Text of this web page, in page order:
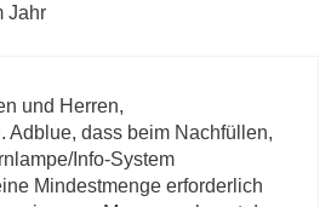
Jahr
und Herren,
Adblue, dass beim Nachfüllen,
Info-System
Mindestmenge erforderlich